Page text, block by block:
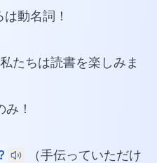
動名詞！
私たちは読書を楽しみま
！
（手伝っていただけ